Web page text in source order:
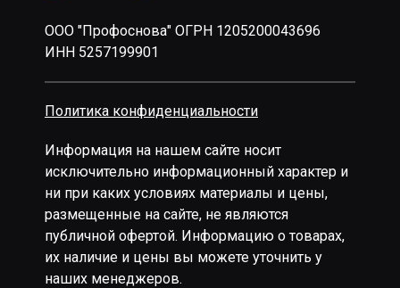
ООО "Профоснова" ОГРН 1205200043696
ИНН 5257199901
Политика конфиденциальности
Информация на нашем сайте носит
исключительно информационный характер и
ни при каких условиях материалы и цены,
размещенные на сайте, не являются
публичной офертой. Информацию о товарах,
их наличие и цены вы можете уточнить у
наших менеджеров.